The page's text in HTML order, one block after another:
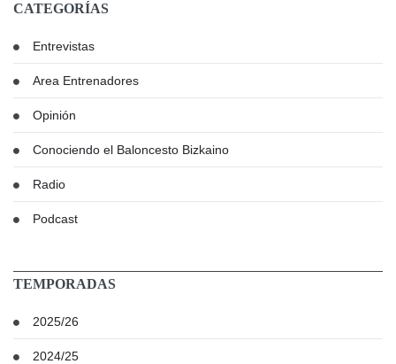
CATEGORÍAS
Entrevistas
Area Entrenadores
Opinión
Conociendo el Baloncesto Bizkaino
Radio
Podcast
TEMPORADAS
2025/26
2024/25